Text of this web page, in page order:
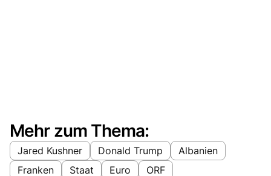
Mehr zum Thema:
Jared Kushner Donald Trump
Albanien
Franken
Staat Euro ORF